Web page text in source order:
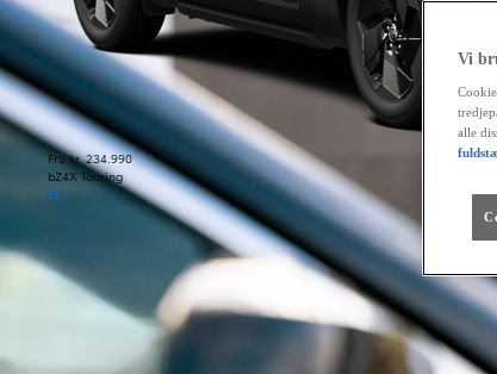
Fra kr. 234.990
bZ4X Touring
EL
Vi
alle